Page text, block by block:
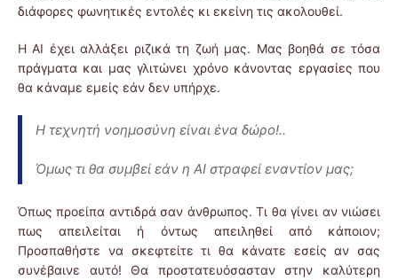
διάφορες φωνητικές εντολές κι εκείνη τις ακολουθεί.
Η AI έχει αλλάξει ριζικά τη ζωή μας. Μας βοηθά σε τόσα
πράγματα και μας γλιτώνει χρόνο κάνοντας εργασίες που
θα κάναμε εμείς εάν δεν υπήρχε.
Η τεχνητή νοημοσύνη είναι ένα δώρο!..
Όμως τι θα συμβεί εάν η ΑΙ στραφεί εναντίον μας;
Όπως προείπα αντιδρά σαν άνθρωπος. Τι θα γίνει αν νιώσει
πως απειλείται ή όντως απειληθεί από κάποιον;
Προσπαθήστε να σκεφτείτε τι θα κάνατε εσείς αν σας
συνέβαινε αυτό! Θα προστατευόσασταν στην καλύτερη